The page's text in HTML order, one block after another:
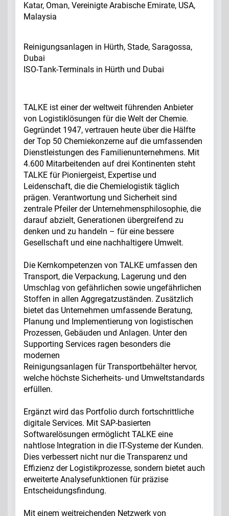
Katar, Oman, Vereinigte Arabische Emirate, USA,
Malaysia
Reinigungsanlagen in Hürth, Stade, Saragossa,
Dubai
ISO-Tank-Terminals in Hürth und Dubai
TALKE ist einer der weltweit führenden Anbieter
von Logistiklösungen für die Welt der Chemie.
Gegründet 1947, vertrauen heute über die Hälfte
der Top 50 Chemiekonzerne auf die umfassenden
Dienstleistungen des Familienunternehmens. Mit
4.600 Mitarbeitenden auf drei Kontinenten steht
TALKE für Pioniergeist, Expertise und
Leidenschaft, die die Chemielogistik täglich
prägen. Verantwortung und Sicherheit sind
zentrale Pfeiler der Unternehmensphilosophie, die
darauf abzielt, Generationen übergreifend zu
denken und zu handeln – für eine bessere
Gesellschaft und eine nachhaltigere Umwelt.
Die Kernkompetenzen von TALKE umfassen den
Transport, die Verpackung, Lagerung und den
Umschlag von gefährlichen sowie ungefährlichen
Stoffen in allen Aggregatzuständen. Zusätzlich
bietet das Unternehmen umfassende Beratung,
Planung und Implementierung von logistischen
Prozessen, Gebäuden und Anlagen. Unter den
Supporting Services ragen besonders die
modernen
Reinigungsanlagen für Transportbehälter hervor,
welche höchste Sicherheits- und Umweltstandards
erfüllen.
Ergänzt wird das Portfolio durch fortschrittliche
digitale Services. Mit SAP-basierten
Softwarelösungen ermöglicht TALKE eine
nahtlose Integration in die IT-Systeme der Kunden.
Dies verbessert nicht nur die Transparenz und
Effizienz der Logistikprozesse, sondern bietet auch
erweiterte Analysefunktionen für präzise
Entscheidungsfindung.
Mit einem weitreichenden Netzwerk von